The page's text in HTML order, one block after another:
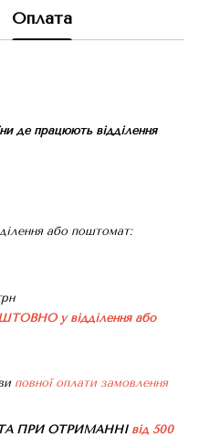
Оплата
де працюють відділення
або поштомат:
у відділення або
повної оплати замовлення
ПРИ ОТРИМАННІ від 500